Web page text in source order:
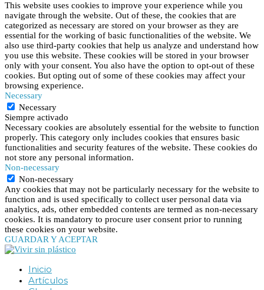
This website uses cookies to improve your experience while you
navigate through the website. Out of these, the cookies that are
categorized as necessary are stored on your browser as they are
essential for the working of basic functionalities of the website. We
also use third-party cookies that help us analyze and understand how
you use this website. These cookies will be stored in your browser
only with your consent. You also have the option to opt-out of these
cookies. But opting out of some of these cookies may affect your
browsing experience.
Necessary
Necessary
Siempre activado
Necessary cookies are absolutely essential for the website to function
properly. This category only includes cookies that ensures basic
functionalities and security features of the website. These cookies do
not store any personal information.
Non-necessary
Non-necessary
Any cookies that may not be particularly necessary for the website to
function and is used specifically to collect user personal data via
analytics, ads, other embedded contents are termed as non-necessary
cookies. It is mandatory to procure user consent prior to running
these cookies on your website.
GUARDAR Y ACEPTAR
Inicio
Artículos